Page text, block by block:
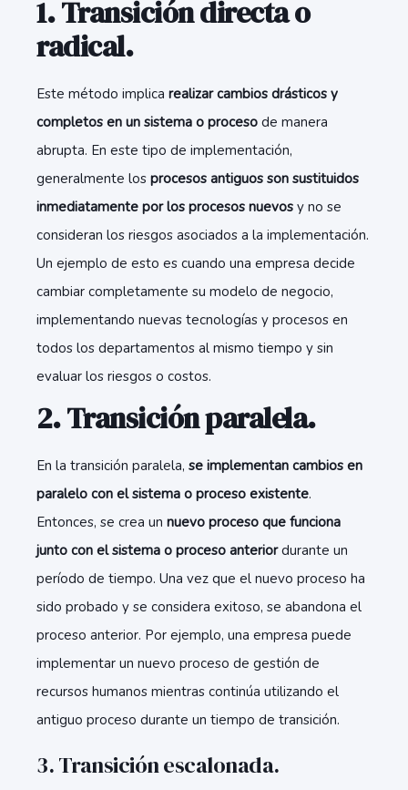
1. Transición directa o
radical.
Este método implica realizar cambios drásticos y
completos en un sistema o proceso de manera
abrupta. En este tipo de implementación,
generalmente los procesos antiguos son sustituidos
inmediatamente por los procesos nuevos y no se
consideran los riesgos asociados a la implementación.
Un ejemplo de esto es cuando una empresa decide
cambiar completamente su modelo de negocio,
implementando nuevas tecnologías y procesos en
todos los departamentos al mismo tiempo y sin
evaluar los riesgos o costos.
2. Transición paralela.
En la transición paralela, se implementan cambios en
paralelo con el sistema o proceso existente.
Entonces, se crea un nuevo proceso que funciona
junto con el sistema o proceso anteriordurante un
período de tiempo. Una vez que el nuevo proceso ha
sido probado y se considera exitoso, se abandona el
proceso anterior. Por ejemplo, una empresa puede
implementar un nuevo proceso de gestión de
recursos humanos mientras continúa utilizando el
antiguo proceso durante un tiempo de transición.
3.Transición escalonada.